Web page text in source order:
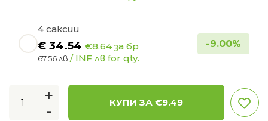
4 саксии
€ 34.54 €8.64 за бр
67.56 лв / INF лв for qty.
-9.00%
+
-
КУПИ ЗА €9.49